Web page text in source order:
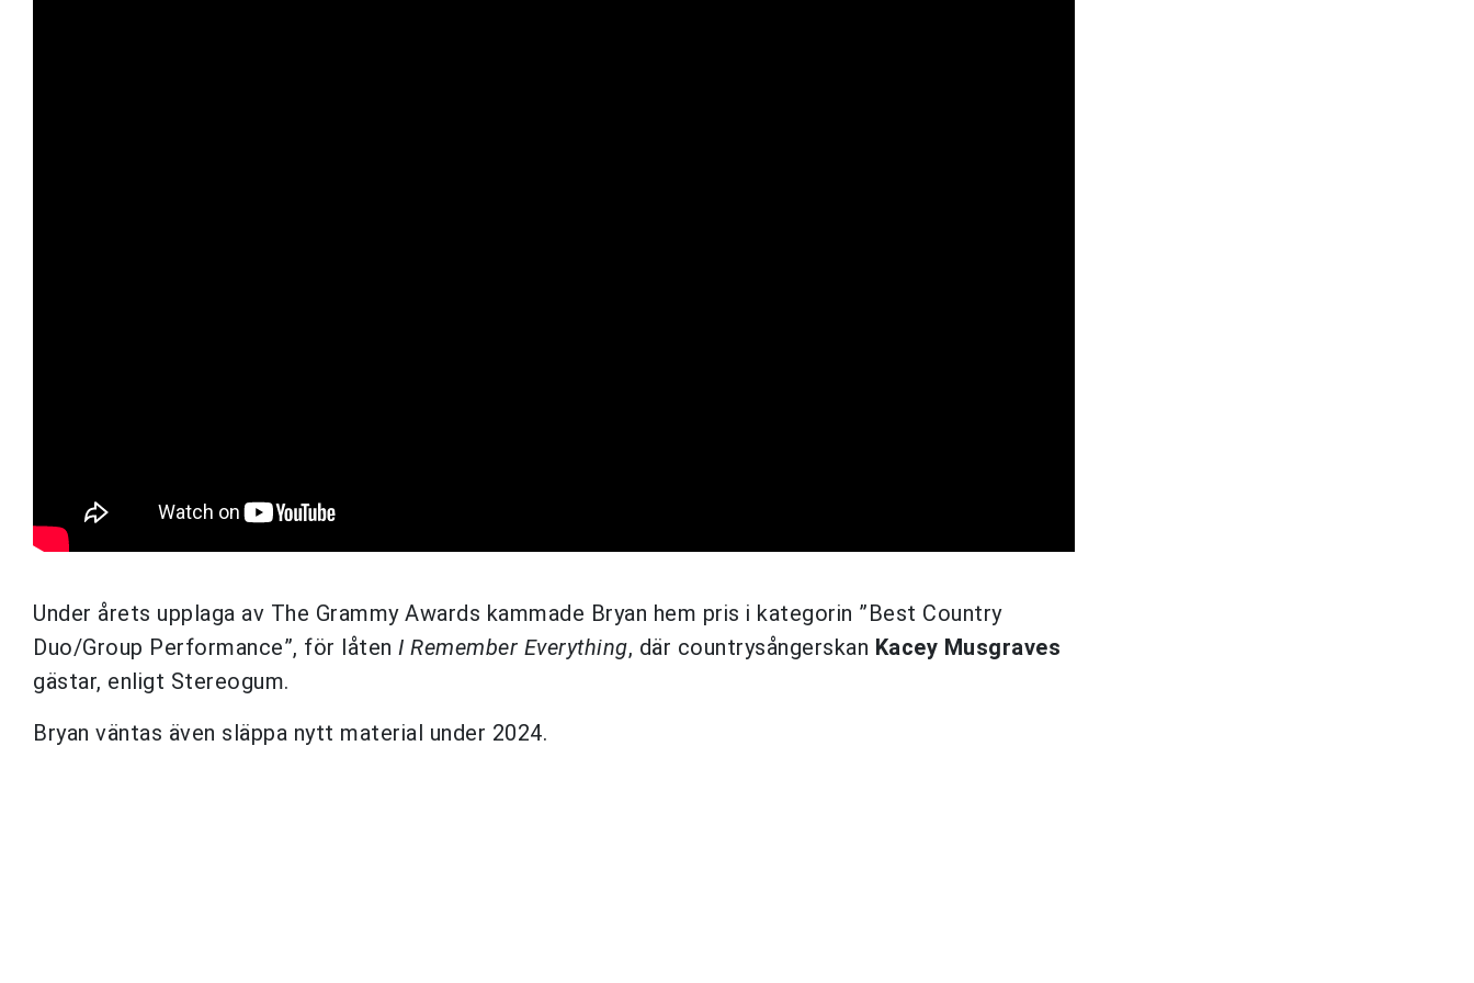
Under årets upplaga av The Grammy Awards kammade Bryan hem pris i kategorin ”Best Country
Duo/Group Performance”, för låten I Remember Everything, där countrysångerskan Kacey Musgraves
gästar, enligt Stereogum.
Bryan väntas även släppa nytt material under 2024.